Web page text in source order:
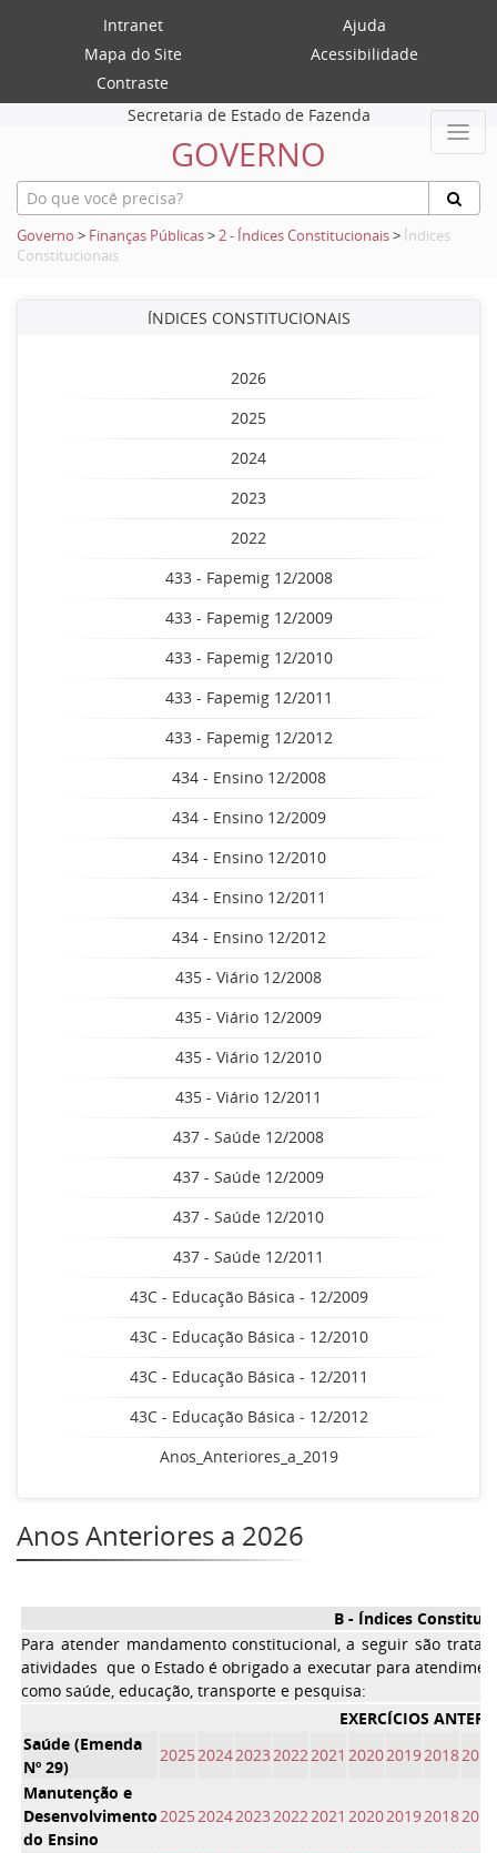
Intranet
Ajuda
Mapa do Site
Acessibilidade
Contraste
Secretaria de Estado de Fazenda
GOVERNO
Governo > Finanças Públicas>2 - Índices Constitucionais> Índices
Constitucionais
ÍNDICES CONSTITUCIONAIS
2026
2025
2024
2023
2022
433 - Fapemig 12/2008
433 - Fapemig 12/2009
433 - Fapemig 12/2010
433 - Fapemig 12/2011
433 - Fapemig 12/2012
434 - Ensino 12/2008
434 - Ensino 12/2009
434 - Ensino 12/2010
434 - Ensino 12/2011
434 - Ensino 12/2012
435 - Viário 12/2008
435 - Viário 12/2009
435 - Viário 12/2010
435 - Viário 12/2011
437 - Saúde 12/2008
437 - Saúde 12/2009
437 - Saúde 12/2010
437 - Saúde 12/2011
43C - Educação Básica - 12/2009
43C - Educação Básica - 12/2010
43C - Educação Básica - 12/2011
43C - Educação Básica - 12/2012
Anos_Anteriores_a_2019
Anos Anteriores a 2026
B - Índices
Para atender mandamento constitucional, a seguir são
atividades que o Estado é obrigado a executar para
como saúde, educação, transporte e pesquisa:
EXERCÍCIOS
Saúde (Emenda
Nº 29)
20252024202320222021 2020201920182017
Manutenção e
Desenvolvimento
do Ensino
20252024202320222021 2020201920182017